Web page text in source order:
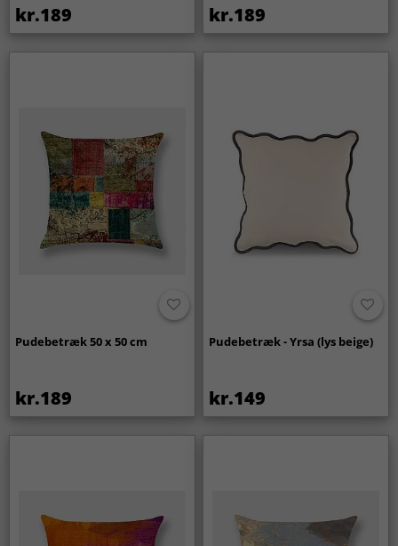
kr.189 kr.189
Pudebetræk 50 x 50 cm
kr.189
Pudebetræk - Yrsa (lys beige)
kr.149